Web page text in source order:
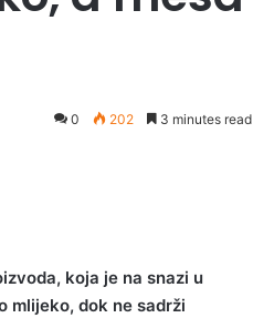
0 202 3 minutes read
koja je na snazi u
mlijeko, dok ne sadrži